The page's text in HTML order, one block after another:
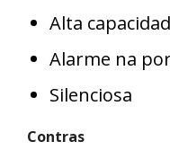
Alta
Alarme na
Silenciosa
Contras